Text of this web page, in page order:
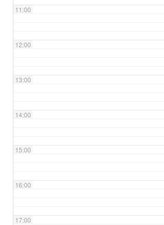
11:00
12:00
13:00
14:00
15:00
16:00
17:00